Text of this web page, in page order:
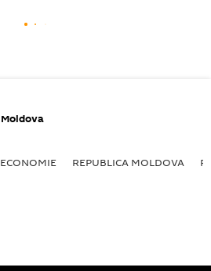
Moldova
ECONOMIE REPUBLICA MOLDOVA